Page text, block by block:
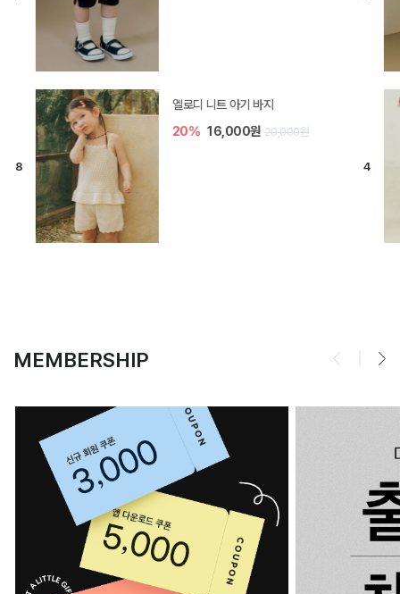
엘로디 니트 아기 바지
20% 16,000원 20,000원
MEMBERSHIP